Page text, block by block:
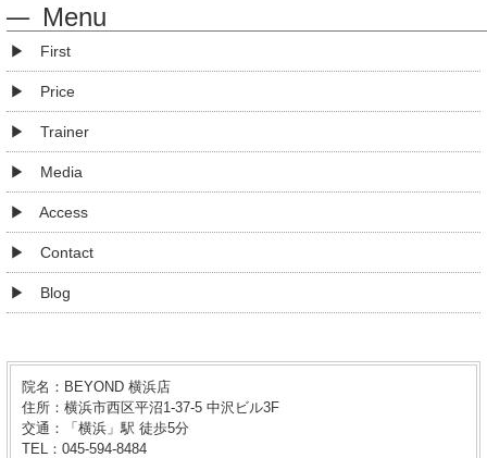
院名：BEYOND 横浜店
住所：横浜市西区平沼1-37-5 中沢ビル3F
交通：「横浜」駅 徒歩5分
TEL：045-594-8484
Menu
First
Price
Trainer
Media
Access
Contact
Blog